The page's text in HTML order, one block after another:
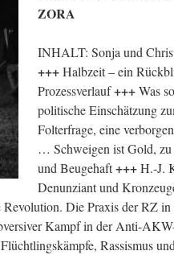
ZORA
INHALT: Sonja und
+++Halbzeit – ein
Prozessverlauf+++Was
politische Einschätzung
Folterfrage, eine
… Schweigen ist Gold, zu
und Beugehaft+++H.-J.
Denunziant und
Die Praxis der RZ
Kampf in der Anti-
Flüchtlingskämpfe, Rassismus